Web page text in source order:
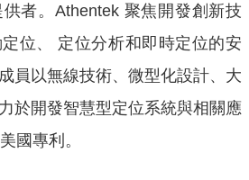
者。 Athentek 聚焦開發創新技
位、 定位分析和即時定位的安
員以無線技術、微型化設計、大
於開發智慧型定位系統與相關應
國專利。